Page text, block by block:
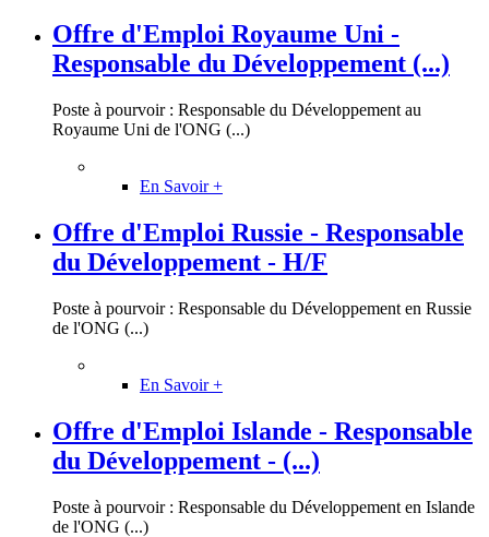
Offre d'Emploi Royaume Uni -
Responsable du Développement (...)
Poste à pourvoir : Responsable du Développement au
Royaume Uni de l'ONG (...)
En Savoir +
Offre d'Emploi Russie - Responsable
du Développement - H/F
Poste à pourvoir : Responsable du Développement en Russie
de l'ONG (...)
En Savoir +
Offre d'Emploi Islande - Responsable
du Développement - (...)
Poste à pourvoir : Responsable du Développement en Islande
de l'ONG (...)